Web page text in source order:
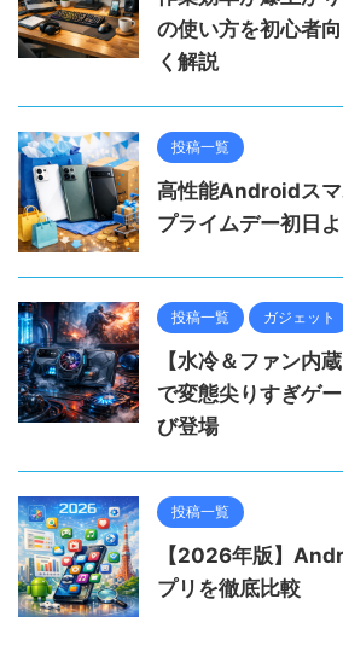
の使い方を初心者
く解説
投稿一覧
高性能Androidス
プライムデー初日
投稿一覧 ガジェット
【水冷＆ファン内
で変態尖りすぎゲ
び登場
投稿一覧
【2026年版】
プリを徹底比較